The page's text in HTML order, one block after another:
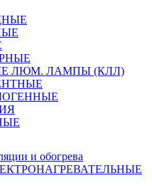
ЛЮМ. ЛАМПЫ (КЛЛ)
и обогрева